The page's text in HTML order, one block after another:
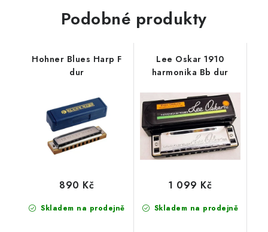
Podobné produkty
Hohner Blues Harp F
dur
Skladem na prodejně
890 Kč
Lee Oskar 1910
harmonika Bb dur
Skladem na prodejně
1 099 Kč